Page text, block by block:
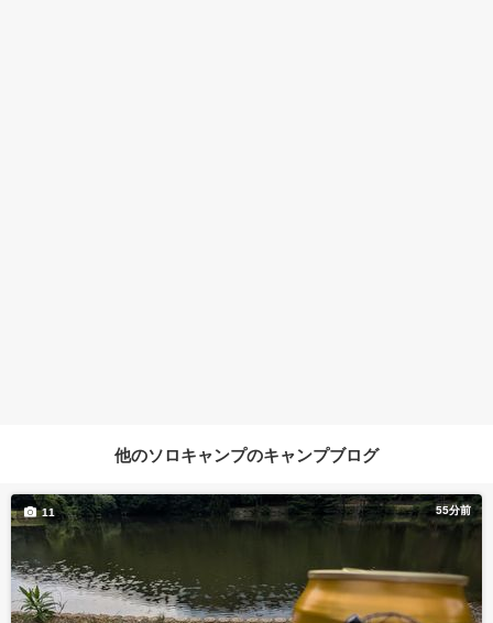
他のソロキャンプのキャンプブログ
55分前
11